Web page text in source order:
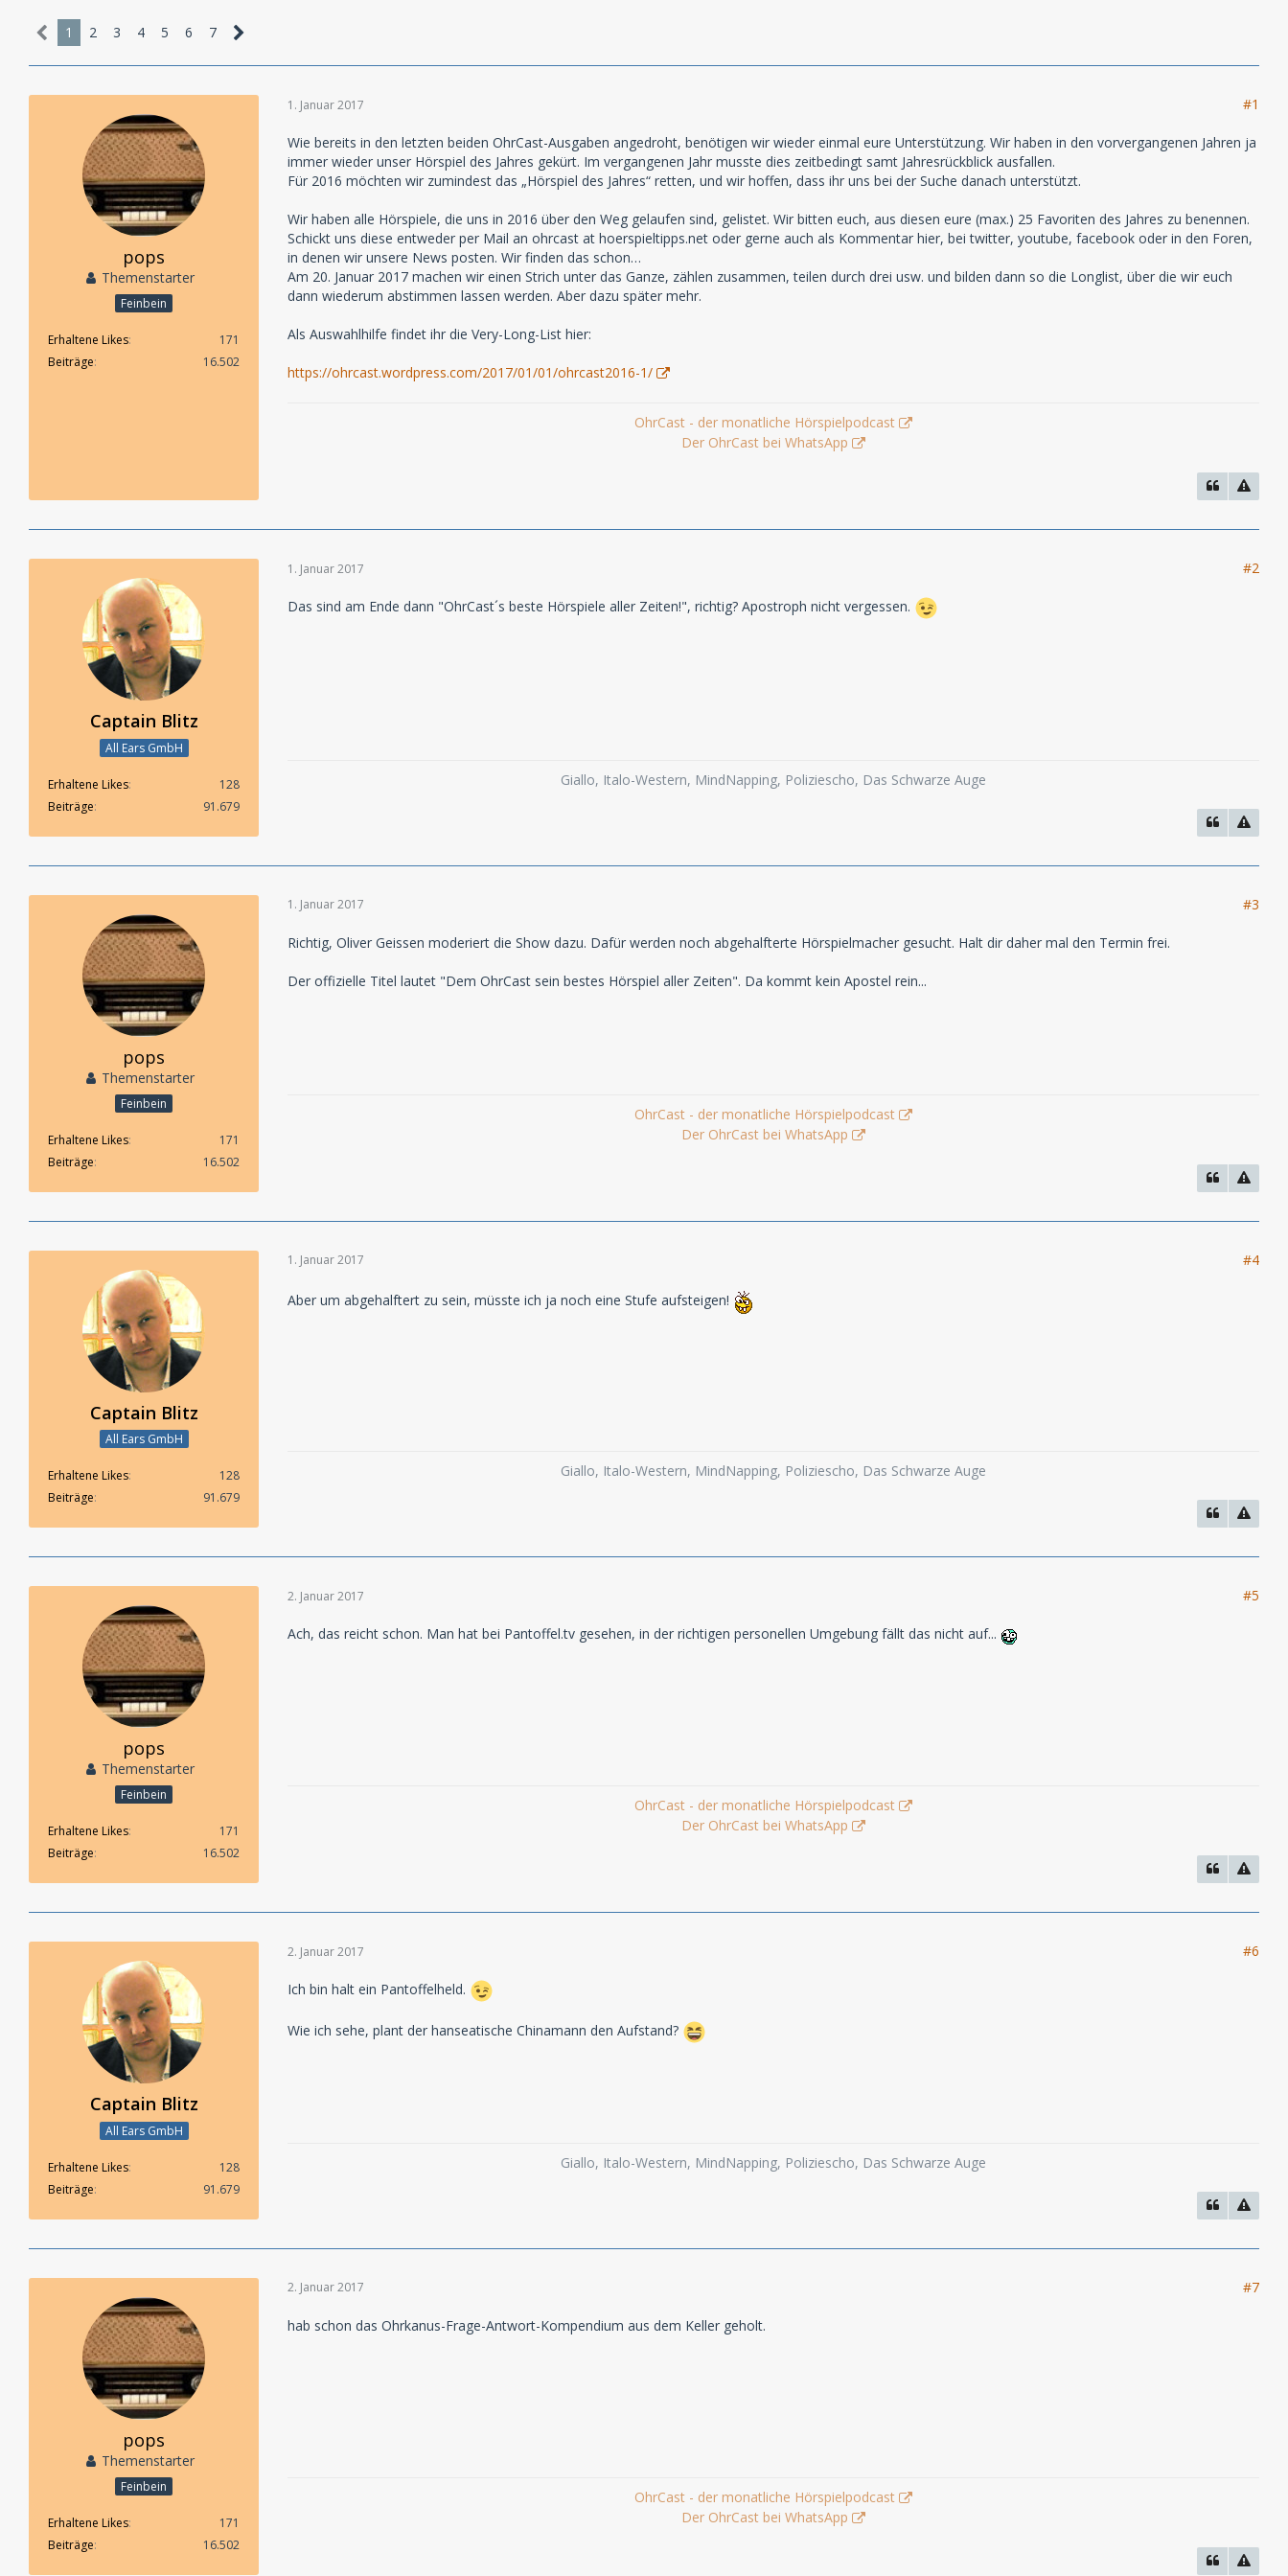
1 2 3 4 5 6 7
pops
Themenstarter
Feinbein
Erhaltene Likes
171
Beiträge
16.502
1. Januar 2017 #1
Wie bereits in den letzten beiden OhrCast-Ausgaben angedroht, benötigen wir wieder einmal eure Unterstützung. Wir haben in den vorvergangenen Jahren ja
immer wieder unser Hörspiel des Jahres gekürt. Im vergangenen Jahr musste dies zeitbedingt samt Jahresrückblick ausfallen.
Für 2016 möchten wir zumindest das „Hörspiel des Jahres“ retten, und wir hoffen, dass ihr uns bei der Suche danach unterstützt.
Wir haben alle Hörspiele, die uns in 2016 über den Weg gelaufen sind, gelistet. Wir bitten euch, aus diesen eure (max.) 25 Favoriten des Jahres zu benennen.
Schickt uns diese entweder per Mail an ohrcast at hoerspieltipps.net oder gerne auch als Kommentar hier, bei twitter, youtube, facebook oder in den Foren,
in denen wir unsere News posten. Wir finden das schon…
Am 20. Januar 2017 machen wir einen Strich unter das Ganze, zählen zusammen, teilen durch drei usw. und bilden dann so die Longlist, über die wir euch
dann wiederum abstimmen lassen werden. Aber dazu später mehr.
Als Auswahlhilfe findet ihr die Very-Long-List hier:
https://ohrcast.wordpress.com/2017/01/01/ohrcast2016-1/
OhrCast - der monatliche Hörspielpodcast
Der OhrCast bei WhatsApp
Captain Blitz
All Ears GmbH
Erhaltene Likes
128
Beiträge
91.679
1. Januar 2017 #2
Das sind am Ende dann "OhrCast´s beste Hörspiele aller Zeiten!", richtig? Apostroph nicht vergessen.
Giallo, Italo-Western, MindNapping, Poliziescho, Das Schwarze Auge
pops
Themenstarter
Feinbein
Erhaltene Likes
171
Beiträge
16.502
1. Januar 2017 #3
Richtig, Oliver Geissen moderiert die Show dazu. Dafür werden noch abgehalfterte Hörspielmacher gesucht. Halt dir daher mal den Termin frei.
Der offizielle Titel lautet "Dem OhrCast sein bestes Hörspiel aller Zeiten". Da kommt kein Apostel rein...
OhrCast - der monatliche Hörspielpodcast
Der OhrCast bei WhatsApp
Captain Blitz
All Ears GmbH
Erhaltene Likes
128
Beiträge
91.679
1. Januar 2017 #4
Aber um abgehalftert zu sein, müsste ich ja noch eine Stufe aufsteigen!
Giallo, Italo-Western, MindNapping, Poliziescho, Das Schwarze Auge
pops
Themenstarter
Feinbein
Erhaltene Likes
171
Beiträge
16.502
2. Januar 2017 #5
Ach, das reicht schon. Man hat bei Pantoffel.tv gesehen, in der richtigen personellen Umgebung fällt das nicht auf...
OhrCast - der monatliche Hörspielpodcast
Der OhrCast bei WhatsApp
Captain Blitz
All Ears GmbH
Erhaltene Likes
128
Beiträge
91.679
2. Januar 2017 #6
Ich bin halt ein Pantoffelheld.
Wie ich sehe, plant der hanseatische Chinamann den Aufstand?
Giallo, Italo-Western, MindNapping, Poliziescho, Das Schwarze Auge
pops
Themenstarter
Feinbein
Erhaltene Likes
171
Beiträge
16.502
2. Januar 2017 #7
hab schon das Ohrkanus-Frage-Antwort-Kompendium aus dem Keller geholt.
OhrCast - der monatliche Hörspielpodcast
Der OhrCast bei WhatsApp